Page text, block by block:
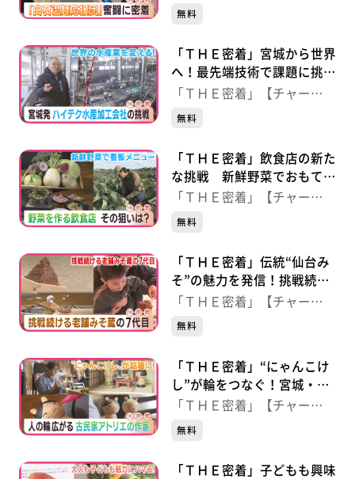
ジ！】
無料
「ＴＨＥ密着」宮城から世界
へ！最先端技術で課題に挑む
水産加工会社
「ＴＨＥ密着」【チャー
ジ！】
無料
「ＴＨＥ密着」飲食店の新た
な挑戦 新鮮野菜でおもてな
し！自社農園で栽培に挑戦
「ＴＨＥ密着」【チャー
ジ！】
無料
「ＴＨＥ密着」伝統“仙台み
そ”の魅力を発信！挑戦続け
る老舗の７代目
「ＴＨＥ密着」【チャー
ジ！】
無料
「ＴＨＥ密着」“にゃんこけ
し”が輪をつなぐ！宮城・大
河原町の木工職人
「ＴＨＥ密着」【チャー
ジ！】
無料
「ＴＨＥ密着」子どもも興味